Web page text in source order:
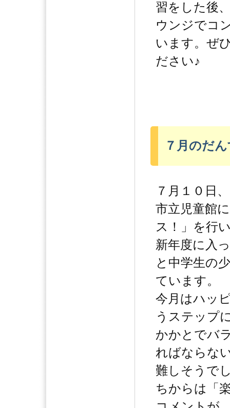
習をした後
ウンジでコ
います。ぜ
ださい♪
７月のだ
７月１０日
市立児童館
ス！」を行
新年度に入
と中学生の
ています。
今月はハッ
うステップ
かかとでバ
ればならな
難しそうで
ちからは「